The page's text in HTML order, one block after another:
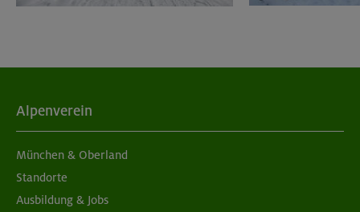
Alpenverein
München & Oberland
Standorte
Ausbildung & Jobs